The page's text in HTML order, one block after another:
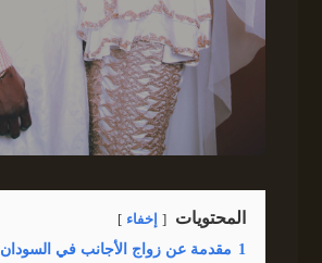
المحتويات إخفاء
1 مقدمة عن زواج الأجانب في السودان